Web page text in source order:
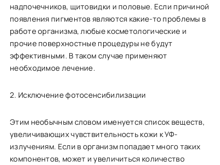
надпочечников, щитовидки и половые. Если причиной
появления пигментов являются какие-то проблемы в
работе организма, любые косметологические и
прочие поверхностные процедуры не будут
эффективными. В таком случае применяют
необходимое лечение.
2. Исключение фотосенсибилизации
Этим необычным словом именуется список веществ,
увеличивающих чувствительность кожи к УФ-
излучениям. Если в организм попадает много таких
компонентов, может и увеличиться количество